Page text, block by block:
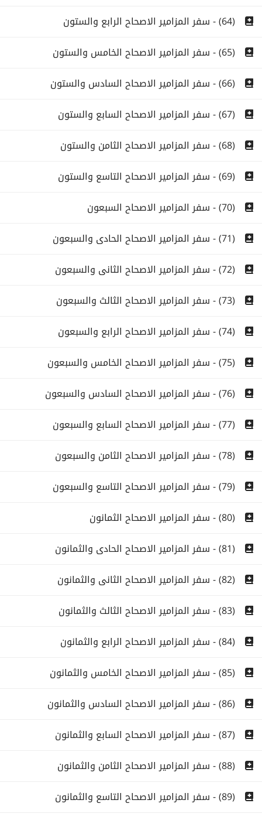
(64) - سفر المزامير الاصحاح الرابع والستون
(65) - سفر المزامير الاصحاح الخامس والستون
(66) - سفر المزامير الاصحاح السادس والستون
(67) - سفر المزامير الاصحاح السابع والستون
(68) - سفر المزامير الاصحاح الثامن والستون
(69) - سفر المزامير الاصحاح التاسع والستون
(70) - سفر المزامير الاصحاح السبعون
(71) - سفر المزامير الاصحاح الحادى والسبعون
(72) - سفر المزامير الاصحاح الثانى والسبعون
(73) - سفر المزامير الاصحاح الثالث والسبعون
(74) - سفر المزامير الاصحاح الرابع والسبعون
(75) - سفر المزامير الاصحاح الخامس والسبعون
(76) - سفر المزامير الاصحاح السادس والسبعون
(77) - سفر المزامير الاصحاح السابع والسبعون
(78) - سفر المزامير الاصحاح الثامن والسبعون
(79) - سفر المزامير الاصحاح التاسع والسبعون
(80) - سفر المزامير الاصحاح الثمانون
(81) - سفر المزامير الاصحاح الحادى والثمانون
(82) - سفر المزامير الاصحاح الثانى والثمانون
(83) - سفر المزامير الاصحاح الثالث والثمانون
(84) - سفر المزامير الاصحاح الرابع والثمانون
(85) - سفر المزامير الاصحاح الخامس والثمانون
(86) - سفر المزامير الاصحاح السادس والثمانون
(87) - سفر المزامير الاصحاح السابع والثمانون
(88) - سفر المزامير الاصحاح الثامن والثمانون
(89) - سفر المزامير الاصحاح التاسع والثمانون